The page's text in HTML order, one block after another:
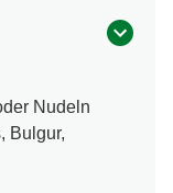
Nudeln
Bulgur,